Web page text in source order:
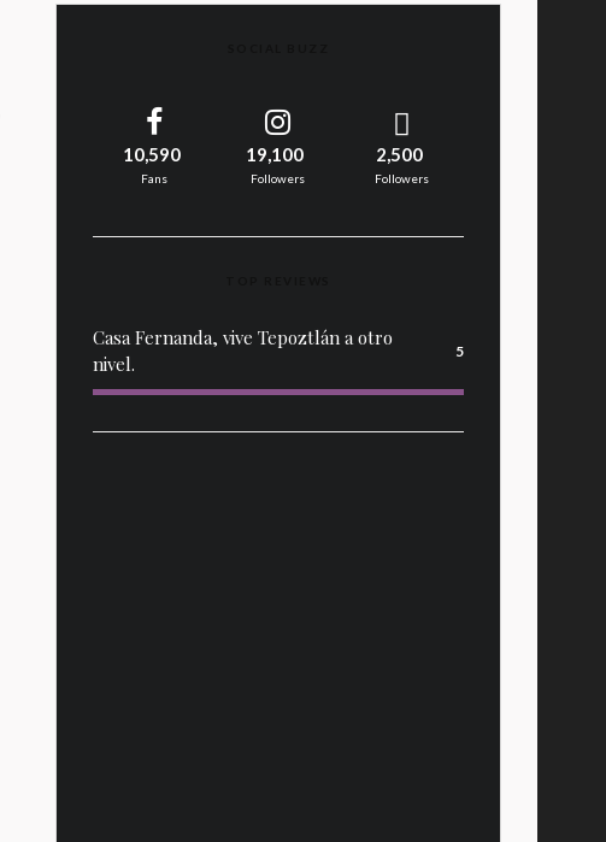
10,590
Fans
19,100
Followers
2,500
Followers
Casa Fernanda, vive Tepoztlán a otro
nivel.
5